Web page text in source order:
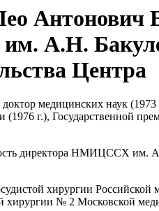
А.Н.
Центра
медицинских наук
(1976 г.), Государственной
директора НМИЦССХ им.
хирургии
хирургии № 2